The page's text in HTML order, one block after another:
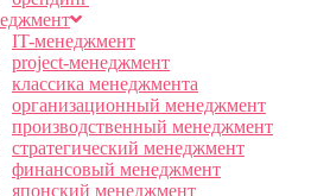
IT-менеджмент
project-менеджмент
классика менеджмента
организационный менеджмент
производственный менеджмент
стратегический менеджмент
финансовый менеджмент
японский менеджмент